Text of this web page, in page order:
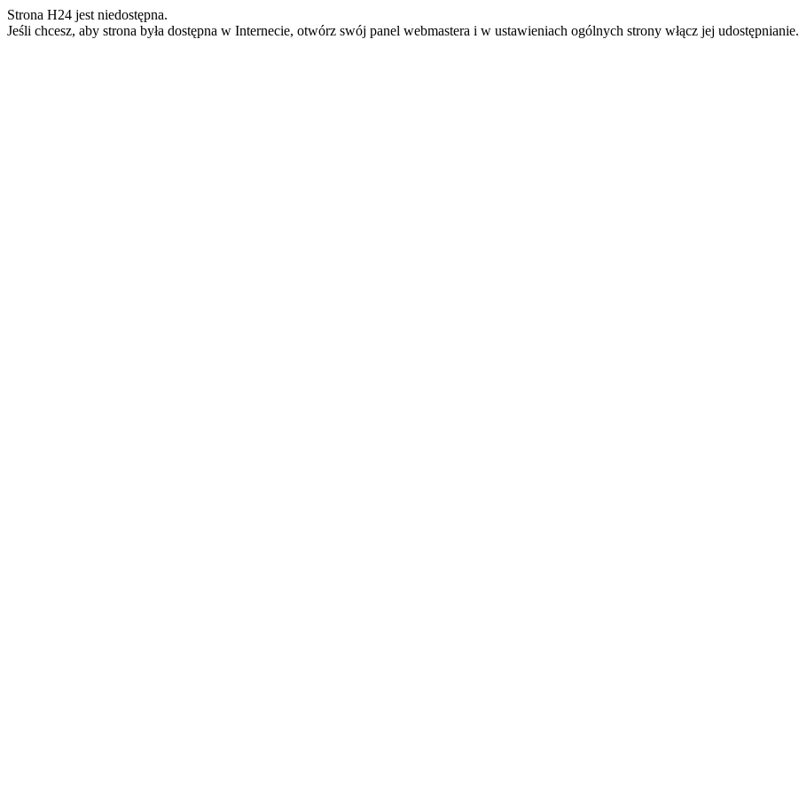
Strona H24 jest niedostępna.
Jeśli chcesz, aby strona była dostępna w Internecie, otwórz swój panel webmastera i w ustawieniach ogólnych strony włącz jej udostępnianie.